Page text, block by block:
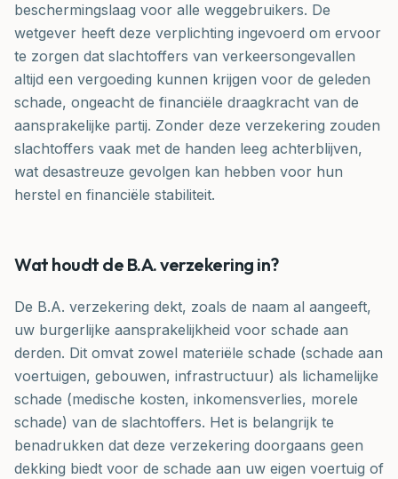
beschermingslaag voor alle weggebruikers. De
wetgever heeft deze verplichting ingevoerd om ervoor
te zorgen dat slachtoffers van verkeersongevallen
altijd een vergoeding kunnen krijgen voor de geleden
schade, ongeacht de financiële draagkracht van de
aansprakelijke partij. Zonder deze verzekering zouden
slachtoffers vaak met de handen leeg achterblijven,
wat desastreuze gevolgen kan hebben voor hun
herstel en financiële stabiliteit.
Wat houdt de B.A. verzekering in?
De B.A. verzekering dekt, zoals de naam al aangeeft,
uw burgerlijke aansprakelijkheid voor schade aan
derden. Dit omvat zowel materiële schade (schade aan
voertuigen, gebouwen, infrastructuur) als lichamelijke
schade (medische kosten, inkomensverlies, morele
schade) van de slachtoffers. Het is belangrijk te
benadrukken dat deze verzekering doorgaans geen
dekking biedt voor de schade aan uw eigen voertuig of